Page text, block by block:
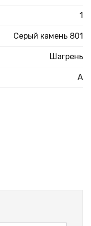
1
Серый камень 801
Шагрень
А